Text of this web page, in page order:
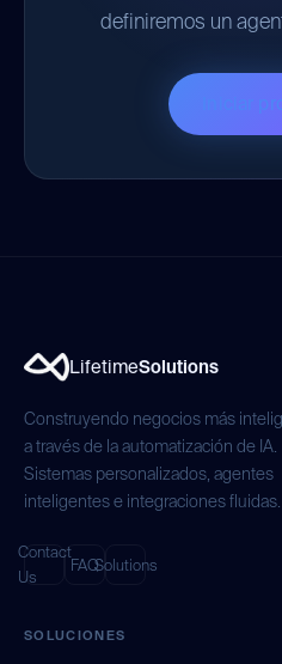
definiremos un
Iniciar
LifetimeSolutions
Construyendo negocios más
a través de la automatización de IA.
Sistemas personalizados, agentes
inteligentes e integraciones fluidas.
Contact
Us
FAQSolutions
SOLUCIONES